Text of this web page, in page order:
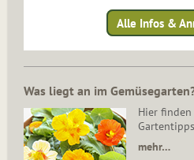
Alle Infos &
Was liegt an im
Hier
mehr…